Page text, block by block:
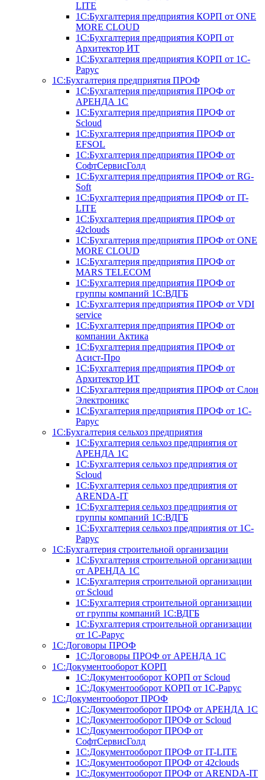
LITE
1С:Бухгалтерия предприятия КОРП от ONE
MORE CLOUD
1С:Бухгалтерия предприятия КОРП от
Архитектор ИТ
1С:Бухгалтерия предприятия КОРП от 1С-
Рарус
1С:Бухгалтерия предприятия ПРОФ
1С:Бухгалтерия предприятия ПРОФ от
АРЕНДА 1С
1С:Бухгалтерия предприятия ПРОФ от
Scloud
1С:Бухгалтерия предприятия ПРОФ от
EFSOL
1С:Бухгалтерия предприятия ПРОФ от
СофтСервисГолд
1С:Бухгалтерия предприятия ПРОФ от RG-
Soft
1С:Бухгалтерия предприятия ПРОФ от IT-
LITE
1С:Бухгалтерия предприятия ПРОФ от
42clouds
1С:Бухгалтерия предприятия ПРОФ от ONE
MORE CLOUD
1С:Бухгалтерия предприятия ПРОФ от
MARS TELECOM
1С:Бухгалтерия предприятия ПРОФ от
группы компаний 1С:ВДГБ
1С:Бухгалтерия предприятия ПРОФ от VDI
service
1С:Бухгалтерия предприятия ПРОФ от
компании Актика
1С:Бухгалтерия предприятия ПРОФ от
Асист-Про
1С:Бухгалтерия предприятия ПРОФ от
Архитектор ИТ
1С:Бухгалтерия предприятия ПРОФ от Слон
Электроникс
1С:Бухгалтерия предприятия ПРОФ от 1С-
Рарус
1С:Бухгалтерия сельхоз предприятия
1С:Бухгалтерия сельхоз предприятия от
АРЕНДА 1С
1С:Бухгалтерия сельхоз предприятия от
Scloud
1С:Бухгалтерия сельхоз предприятия от
ARENDA-IT
1С:Бухгалтерия сельхоз предприятия от
группы компаний 1С:ВДГБ
1С:Бухгалтерия сельхоз предприятия от 1С-
Рарус
1С:Бухгалтерия строительной организации
1С:Бухгалтерия строительной организации
от АРЕНДА 1С
1С:Бухгалтерия строительной организации
от Scloud
1С:Бухгалтерия строительной организации
от группы компаний 1С:ВДГБ
1С:Бухгалтерия строительной организации
от 1С-Рарус
1С:Договоры ПРОФ
1С:Договоры ПРОФ от АРЕНДА 1С
1С:Документооборот КОРП
1С:Документооборот КОРП от Scloud
1С:Документооборот КОРП от 1С-Рарус
1С:Документооборот ПРОФ
1С:Документооборот ПРОФ от АРЕНДА 1С
1С:Документооборот ПРОФ от Scloud
1С:Документооборот ПРОФ от
СофтСервисГолд
1С:Документооборот ПРОФ от IT-LITE
1С:Документооборот ПРОФ от 42clouds
1С:Документооборот ПРОФ от ARENDA-IT